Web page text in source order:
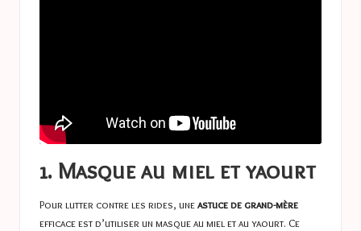
1. Masque au miel et yaourt
Pour lutter contre les rides, uneastuce de grand-mère
efficace est d’utiliser un masque au miel et au yaourt. Ce